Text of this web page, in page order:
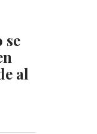
se
al